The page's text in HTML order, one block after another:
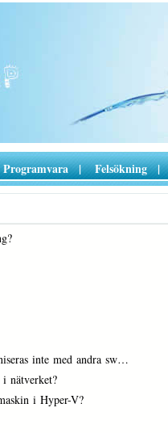
Programvara | Felsökning |
inte med andra sw…
nätverket?
i Hyper-V?